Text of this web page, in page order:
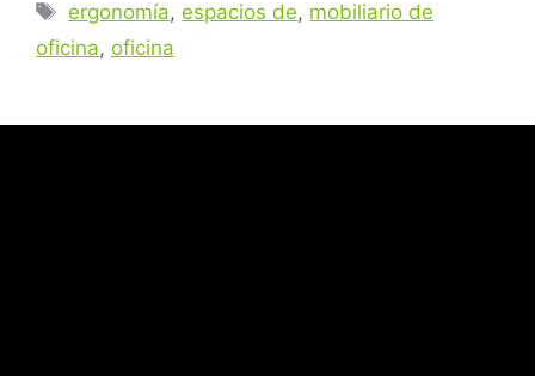
ergonomía,espacios de, mobiliario de
oficina, oficina